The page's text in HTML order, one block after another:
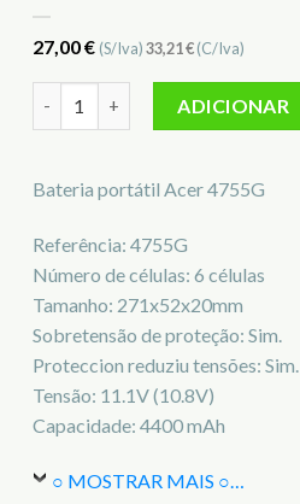
27,00€ (S/Iva)33,21€(C/Iva)
ADICIONAR
Bateria portátil Acer 4755G
Referência: 4755G
Número de células: 6 células
Tamanho: 271x52x20mm
Sobretensão de proteção: Sim.
Proteccion reduziu tensões: Sim.
Tensão: 11.1V (10.8V)
Capacidade: 4400 mAh
○ MOSTRAR MAIS ○…